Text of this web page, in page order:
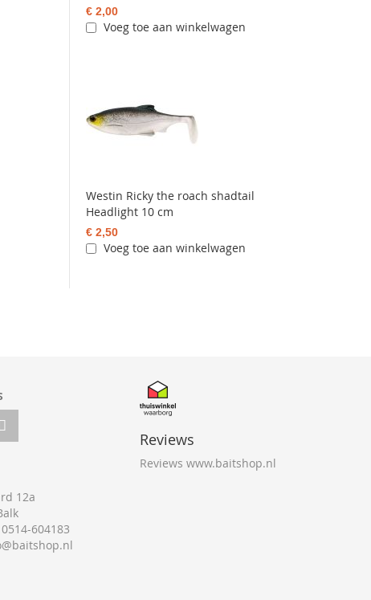
€ 2,00
Voeg toe aan winkelwagen
Westin Ricky the roach shadtail
Headlight 10 cm
€ 2,50
Voeg toe aan winkelwagen
12a
604183
Reviews
Reviews www.baitshop.nl